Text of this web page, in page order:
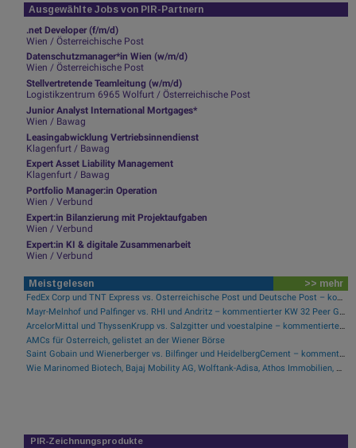
Ausgewählte Jobs von PIR-Partnern
.net Developer (f/m/d)
Wien / Österreichische Post
Datenschutzmanager*in Wien (w/m/d)
Wien / Österreichische Post
Stellvertretende Teamleitung (w/m/d)
Logistikzentrum 6965 Wolfurt / Österreichische Post
Junior Analyst International Mortgages*
Wien / Bawag
Leasingabwicklung Vertriebsinnendienst
Klagenfurt / Bawag
Expert Asset Liability Management
Klagenfurt / Bawag
Portfolio Manager:in Operation
Wien / Verbund
Expert:in Bilanzierung mit Projektaufgaben
Wien / Verbund
Expert:in KI & digitale Zusammenarbeit
Wien / Verbund
Meistgelesen >> mehr
FedEx Corp und TNT Express vs. Österreichische Post und Deutsche Post – kommentierter KW 32 Peer Group Watch Post
Mayr-Melnhof und Palfinger vs. RHI und Andritz – kommentierter KW 32 Peer Group Watch Zykliker Österreich
ArcelorMittal und ThyssenKrupp vs. Salzgitter und voestalpine – kommentierter KW 32 Peer Group Watch Stahl
AMCs für Österreich, gelistet an der Wiener Börse
Saint Gobain und Wienerberger vs. Bilfinger und HeidelbergCement – kommentierter KW 32 Peer Group Watch Bau & Baustoffe
Wie Marinomed Biotech, Bajaj Mobility AG, Wolftank-Adisa, Athos Immobilien, Rosenbauer und Telekom Austria für Gesprächsstoff in Österreich sorgten
PIR-Zeichnungsprodukte